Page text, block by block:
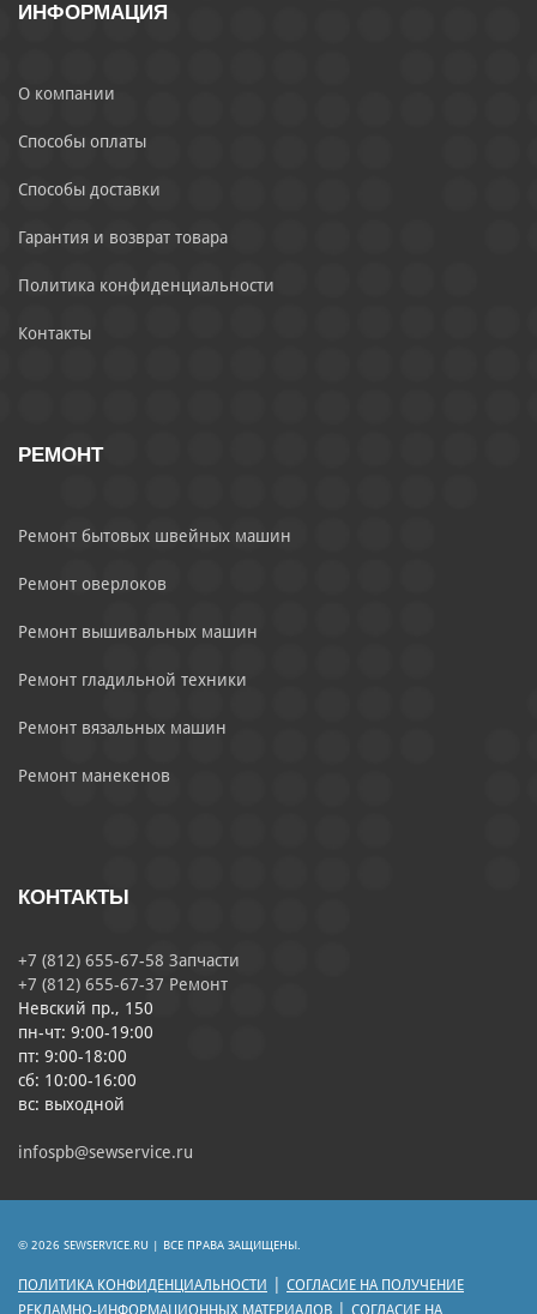
ИНФОРМАЦИЯ
О компании
Способы оплаты
Способы доставки
Гарантия и возврат товара
Политика конфиденциальности
Контакты
РЕМОНТ
Ремонт бытовых швейных машин
Ремонт оверлоков
Ремонт вышивальных машин
Ремонт гладильной техники
Ремонт вязальных машин
Ремонт манекенов
КОНТАКТЫ
+7 (812) 655-67-58 Запчасти
+7 (812) 655-67-37 Ремонт
Невский пр., 150
пн-чт: 9:00-19:00
пт: 9:00-18:00
сб: 10:00-16:00
вс: выходной
infospb@sewservice.ru
© 2026 SEWSERVICE.RU | ВСЕ ПРАВА ЗАЩИЩЕНЫ.
ПОЛИТИКА КОНФИДЕНЦИАЛЬНОСТИ
СОГЛАСИЕ НА ПОЛУЧЕНИЕ
РЕКЛАМНО-ИНФОРМАЦИОННЫХ МАТЕРИАЛОВ
СОГЛАСИЕ НА